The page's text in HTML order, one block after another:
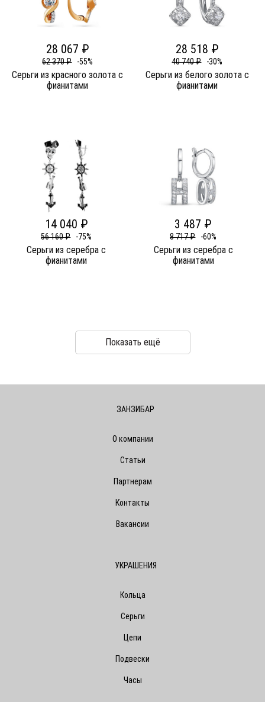
28 067 ₽
62 370 ₽ -55%
Серьги из красного золота c
фианитами
28 518 ₽
40 740 ₽ -30%
Серьги из белого золота c
фианитами
14 040 ₽
56 160 ₽ -75%
Серьги из серебра c
фианитами
3 487 ₽
8 717 ₽ -60%
Серьги из серебра c
фианитами
Показать ещё
ЗАНЗИБАР
О компании
Статьи
Партнерам
Контакты
Вакансии
УКРАШЕНИЯ
Кольца
Серьги
Цепи
Подвески
Часы